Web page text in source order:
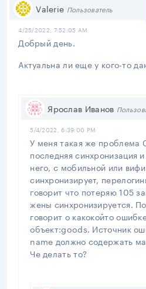
Valerie Пользователь
4/25/2022, 7:52:05 AM
Добрый день.
Актуальна ли еще у кого-то
Ярослав Иванов
5/4/2022, 6:39:00 PM
У меня такая же проблема
последняя синхронизация
него, с мобильной или
синхронизирует,
говорит что потеряю 105
жены синхронизируется.
говорит о какокойто
объект:goods. Источник
name должно содержать
Че делать то?